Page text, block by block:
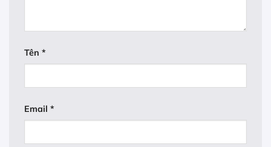
Tên *
Email *